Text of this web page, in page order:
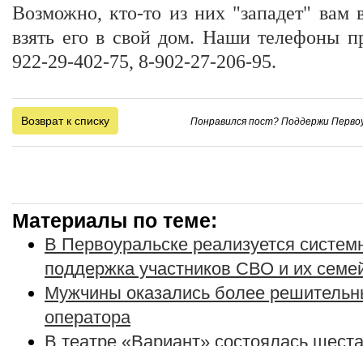
Возможно, кто-то из них "западет"
взять его в свой дом. Наши телефоны
922-29-402-75, 8-902-27-206-95.
Возврат к списку Понравился пост? Поддержи
Материалы по теме:
В Первоуральске реализуется
поддержка участников СВО и их
Мужчины оказались более
оператора
В театре «Вариант» состоялась